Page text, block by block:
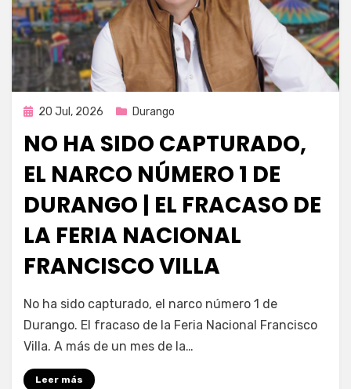
Publicada
20 Jul, 2026 Durango
NO HA SIDO CAPTURADO,
EL NARCO NÚMERO 1 DE
DURANGO | EL FRACASO DE
LA FERIA NACIONAL
FRANCISCO VILLA
por Fernando Miranda Servín
No ha sido capturado, el narco número 1 de
Durango. El fracaso de la Feria Nacional Francisco
Villa. A más de un mes de la…
Leer más